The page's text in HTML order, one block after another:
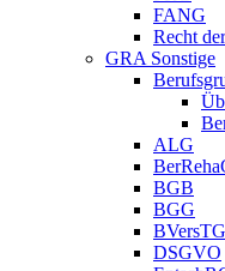
FANG
Recht
GRA Sonstige
ALG
BGB
BGG
BVersTG
DSGVO